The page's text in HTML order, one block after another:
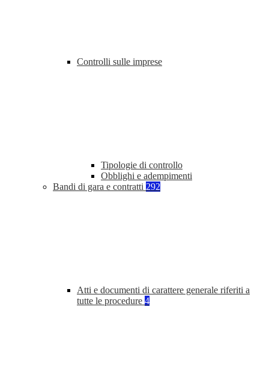
Controlli sulle imprese
Tipologie di controllo
Obblighi e adempimenti
Bandi di gara e contratti 292
Atti e documenti di carattere generale riferiti a
tutte le procedure 4